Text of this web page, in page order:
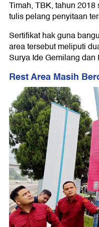
Timah, TBK, tahun
tulis pelang penyitaan
Sertifikat hak guna
area tersebut meliputi
Surya Ide Gemilang
Rest Area Masih